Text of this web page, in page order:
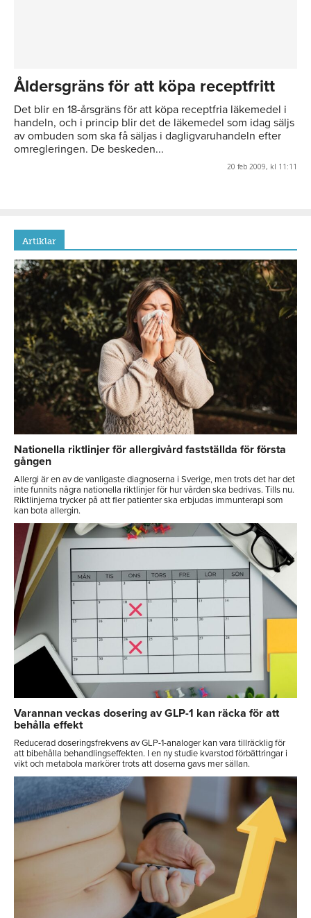
Åldersgräns för att köpa receptfritt
Det blir en 18-årsgräns för att köpa receptfria läkemedel i
handeln, och i princip blir det de läkemedel som idag säljs
av ombuden som ska få säljas i dagligvaruhandeln efter
omregleringen. De beskeden...
20 feb 2009, kl 11:11
Artiklar
Nationella riktlinjer för allergivård fastställda för första
gången
Allergi är en av de vanligaste diagnoserna i Sverige, men trots det har det
inte funnits några nationella riktlinjer för hur vården ska bedrivas. Tills nu.
Riktlinjerna trycker på att fler patienter ska erbjudas immunterapi som
kan bota allergin.
Varannan veckas dosering av GLP-1 kan räcka för att
behålla effekt
Reducerad doseringsfrekvens av GLP-1-analoger kan vara tillräcklig för
att bibehålla behandlingseffekten. I en ny studie kvarstod förbättringar i
vikt och metabola markörer trots att doserna gavs mer sällan.